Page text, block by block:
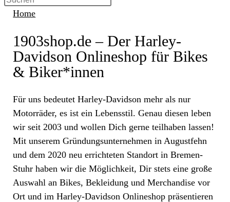
Home
1903shop.de – Der Harley-
Davidson Onlineshop für Bikes
& Biker*innen
Für uns bedeutet Harley-Davidson mehr als nur
Motorräder, es ist ein Lebensstil. Genau diesen leben
wir seit 2003 und wollen Dich gerne teilhaben lassen!
Mit unserem Gründungsunternehmen in Augustfehn
und dem 2020 neu errichteten Standort in Bremen-
Stuhr haben wir die Möglichkeit, Dir stets eine große
Auswahl an Bikes, Bekleidung und Merchandise vor
Ort und im Harley-Davidson Onlineshop präsentieren